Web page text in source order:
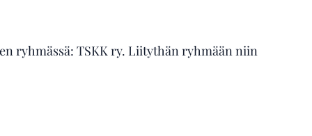
ryhmässä: TSKK ry. Liitythän ryhmään niin